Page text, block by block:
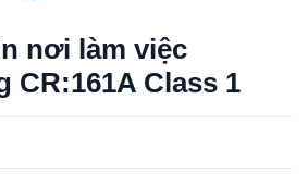
nơi làm việc
CR:161A Class 1